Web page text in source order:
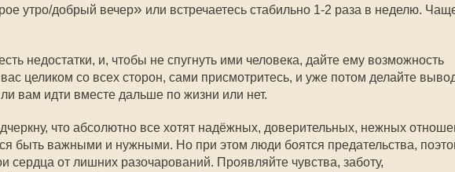
утро/добрый вечер» или встречаетесь стабильно 1-2 раза в неделю.
недостатки, и, чтобы не спугнуть ими человека, дайте ему возможность
вас целиком со всех сторон, сами присмотритесь, и уже потом делайте
вам идти вместе дальше по жизни или нет.
что абсолютно все хотят надёжных, доверительных, нежных
быть важными и нужными. Но при этом люди боятся предательства,
сердца от лишних разочарований. Проявляйте чувства, заботу,